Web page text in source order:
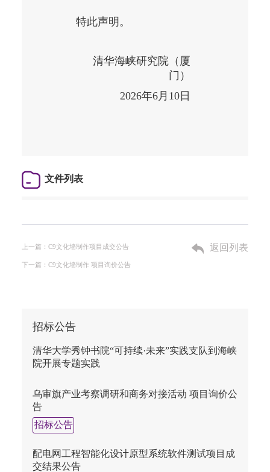
特此声明。
清华海峡研究院（厦
门）
2026年6 月 10日
文件列表
上一篇：C9文化墙制作项目成交公告
下一篇：C9文化墙制作 项目询价公告
返回列表
招标公告
清华大学秀钟书院“可持续·未来”实践支队到海峡
院开展专题实践
乌审旗产业考察调研和商务对接活动 项目询价公
告
招标公告
配电网工程智能化设计原型系统软件测试项目成
交结果公告